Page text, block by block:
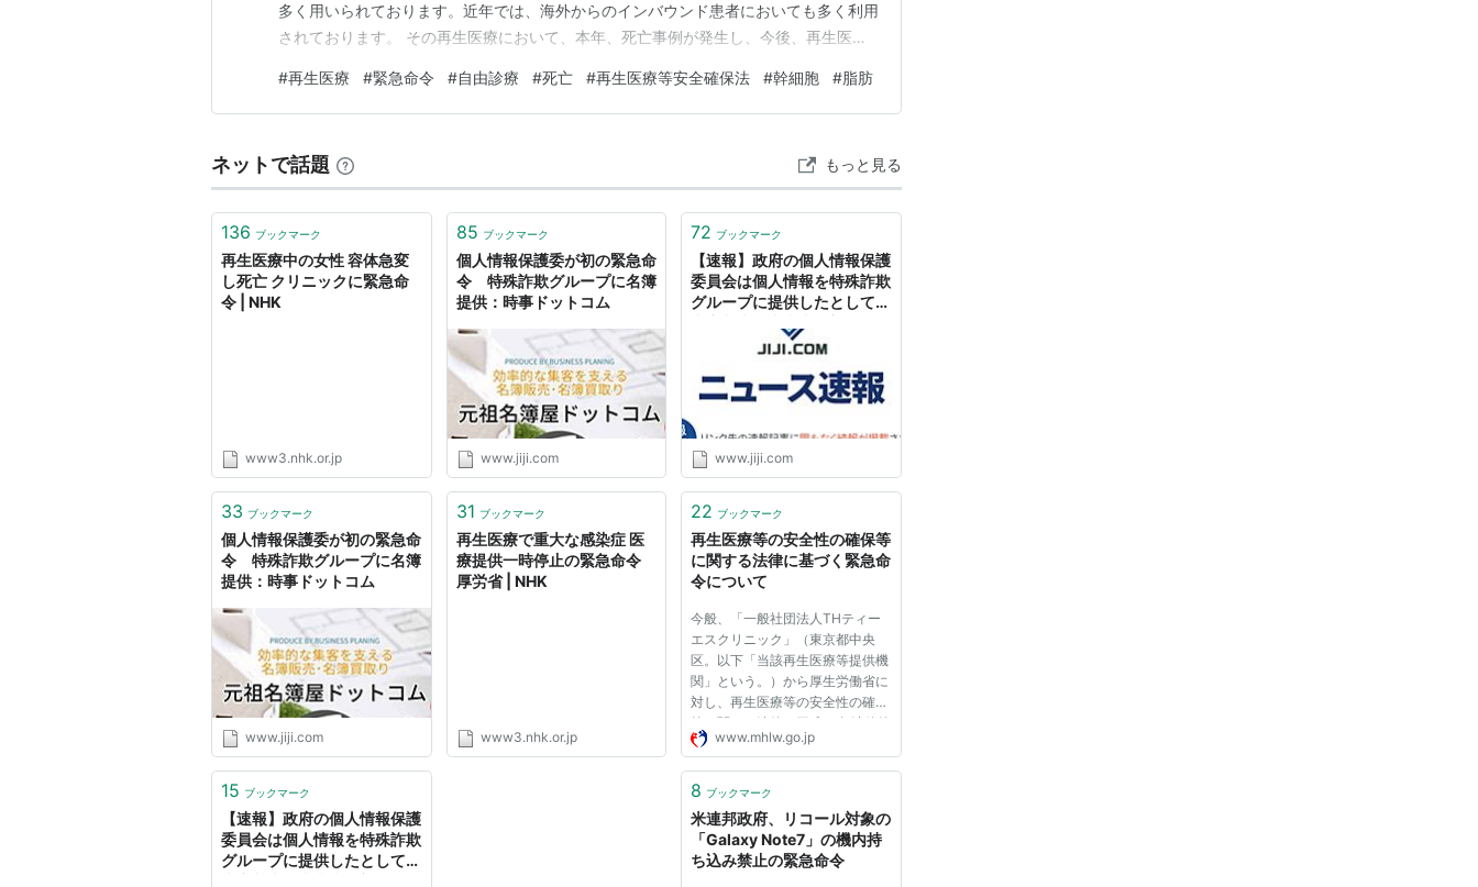
多く用いられております。近年では、海外からのインバウンド患者においても多く利用
されております。 その再生医療において、本年、死亡事例が発生し、今後、再生医療
て、厚生労働省が再生医療安全性確保法に基づく緊急命令を発出したニュースを題材
に、再生医療に関する法的規制について学んでいきましょう…
#再生医療 #緊急命令 #自由診療 #死亡 #再生医療等安全確保法 #幹細胞 #脂肪
ネットで話題 もっと見る
136 ブックマーク
再生医療中の女性 容体急変
し死亡 クリニックに緊急命
令 | NHK
www3.nhk.or.jp
85 ブックマーク
個人情報保護委が初の緊急命
令 特殊詐欺グループに名簿
提供：時事ドットコム
www.jiji.com
72 ブックマーク
【速報】政府の個人情報保護
委員会は個人情報を特殊詐欺
グループに提供したとして、
命令を出した：時事ドットコ
www.jiji.com
33 ブックマーク
個人情報保護委が初の緊急命
令 特殊詐欺グループに名簿
提供：時事ドットコム
www.jiji.com
31 ブックマーク
再生医療で重大な感染症 医
療提供一時停止の緊急命令
厚労省 | NHK
www3.nhk.or.jp
22 ブックマーク
再生医療等の安全性の確保等
に関する法律に基づく緊急命
令について
今般、「一般社団法人THティー
エスクリニック」（東京都中央
区。以下「当該再生医療等提供機
関」という。）から厚生労働省に
対し、再生医療等の安全性の確保
等に関する法律（平成25年法律第
85号。以下「法」という。）第
ました。 同報告においては、
「コージンバイオ株式会社 埼玉
細胞加...
www.mhlw.go.jp
15 ブックマーク
【速報】政府の個人情報保護
委員会は個人情報を特殊詐欺
グループに提供したとして、
8 ブックマーク
米連邦政府、リコール対象の
「Galaxy Note7」の機内持
ち込み禁止の緊急命令